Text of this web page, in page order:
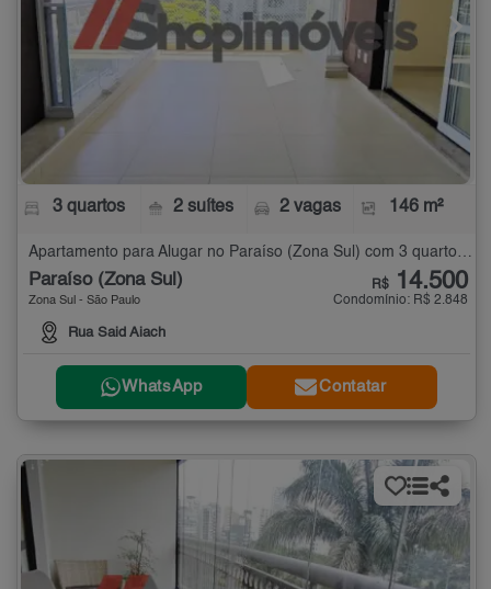
3 quartos 2 suítes 2 vagas 146 m²
Paraíso (Zona Sul)
Zona Sul - São Paulo
Rua Said Aiach
R$ 14.500
Condomínio: R$ 2.848
WhatsApp Contatar